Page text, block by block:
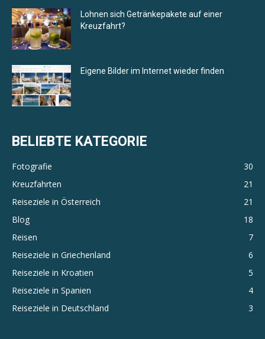
Lohnen sich Getränkepakete auf einer
Kreuzfahrt?
Eigene Bilder im Internet wieder finden
BELIEBTE KATEGORIE
Fotografie
30
Kreuzfahrten
21
Reiseziele in Österreich
21
Blog
18
Reisen
7
Reiseziele in Griechenland
6
Reiseziele in Kroatien
5
Reiseziele in Spanien
4
Reiseziele in Deutschland
3